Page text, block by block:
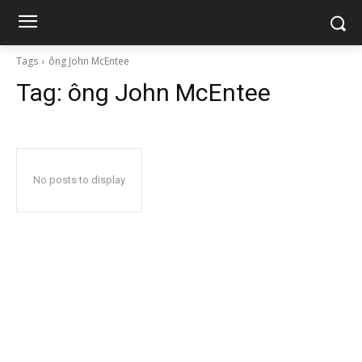
Tags ông John McEntee
Tag: ông John McEntee
No posts to display